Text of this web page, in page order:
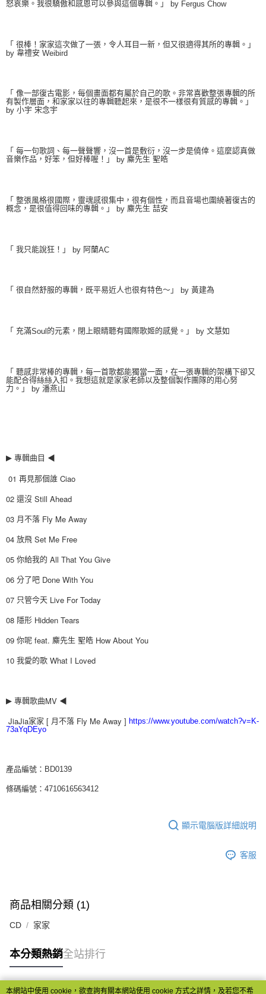
怒哀樂。我很驕傲和感恩可以參與這個專輯。」 by Fergus Chow
「 很棒！家家這次做了一張，令人耳目一新，但又很適得其所的專輯。」
by 韋禮安 Weibird
「 像一部復古電影，每個畫面都有屬於自己的歌。非常喜歡整張專輯的所
有製作層面，和家家以往的專輯聽起來，是很不一樣很有質感的專輯。」
by 小宇 宋念宇
「 每一句歌詞、每一聲聲響，沒一首是敷衍，沒一步是僥倖。這麼認真做
音樂作品，好笨，但好棒喔！」 by 麋先生 聖皓
「 整張風格很國際，靈魂感很集中，很有個性，而且音場也圍繞著復古的
概念，是很值得回味的專輯。」
by 麋先生 喆安
「 我只能說狂！」 by 阿蘭AC
「 很自然舒服的專輯，既平易近人也很有特色～」 by 黃建為
「 充滿Soul的元素，閉上眼睛聽有國際歌姬的感覺。」 by 文慧如
「 聽感非常棒的專輯，每一首歌都能獨當一面，在一張專輯的架構下卻又
能配合得絲絲入扣。我想這就是家家老師以及整個製作團隊的用心努
力。」 by 潘燕山
▶ 專輯曲目 ◀
01 再見那個誰 Ciao
02 還沒 Still Ahead
03 月不落 Fly Me Away
04 放飛 Set Me Free
05 你給我的 All That You Give
06 分了吧 Done With You
07 只管今天 Live For Today
08 隱形 Hidden Tears
09 你呢 feat. 麋先生 聖皓 How About You
10 我愛的歌 What I Loved
▶ 專輯歌曲MV ◀
JiaJia家家 [ 月不落 Fly Me Away ] https://www.youtube.com/watch?v=K-
73aYqDEyo
產品編號：BD0139
條碼編號：4710616563412
顯示電腦版詳細說明
客服
商品相關分類 (1)
CD 家家
本分類熱銷全站排行
本網站中使用 cookie，欲查詢有關本網站使用 cookie 方式之詳情，及若您不希